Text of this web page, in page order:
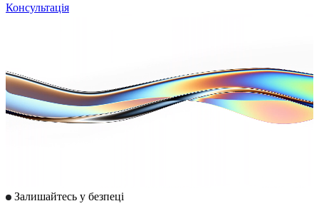
Консультація
Залишайтесь у безпеці